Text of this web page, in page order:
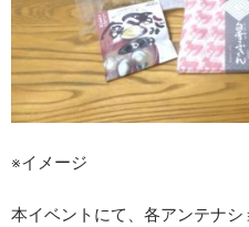
※イメージ
本イベントにて、各アンテナ